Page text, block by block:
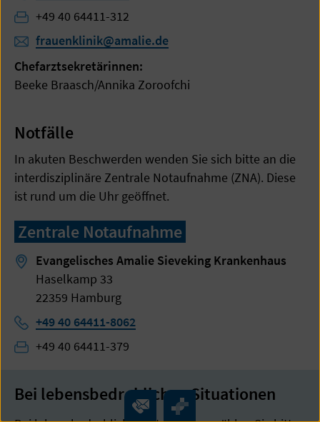
Kontakt Überblick
Fax:
+49 40 64411-312
frauenklinik@amalie.de
Chefarztsekretärinnen:
Beeke Braasch/Annika Zoroofchi
Notfälle
In akuten Beschwerden wenden Sie sich bitte an die
interdisziplinäre Zentrale Notaufnahme (ZNA). Diese
ist rund um die Uhr geöffnet.
Zentrale Notaufnahme
Evangelisches Amalie Sieveking Krankenhaus
Haselkamp 33
22359 Hamburg
Telefon:
+49 40 64411-8062
Telefon:
+49 40 64411-379
Bei lebensbedrohlichen Situationen